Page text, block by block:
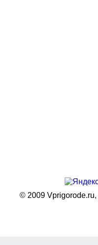
© 2009 Vprigorode.ru,